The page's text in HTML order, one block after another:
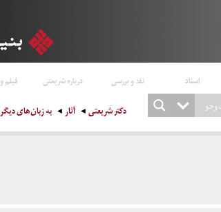
اسناد نقد و بررسی درباره شریعتی فیلم
دکتر شریعتی آثار به زبان‌های دیگر